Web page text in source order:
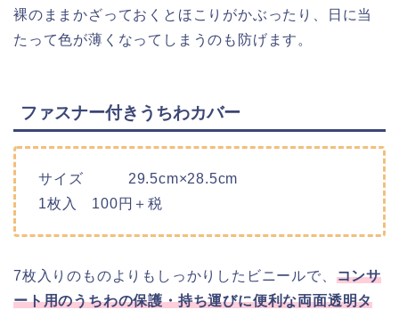
裸のままかざっておくとほこりがかぶったり、日に当
たって色が薄くなってしまうのも防げます。
ファスナー付きうちわカバー
サイズ 29.5cm×28.5cm
1枚入 100円＋税
7枚入りのものよりもしっかりしたビニールで、 コンサ
ート用のうちわの保護・持ち運びに便利な両面透明タ